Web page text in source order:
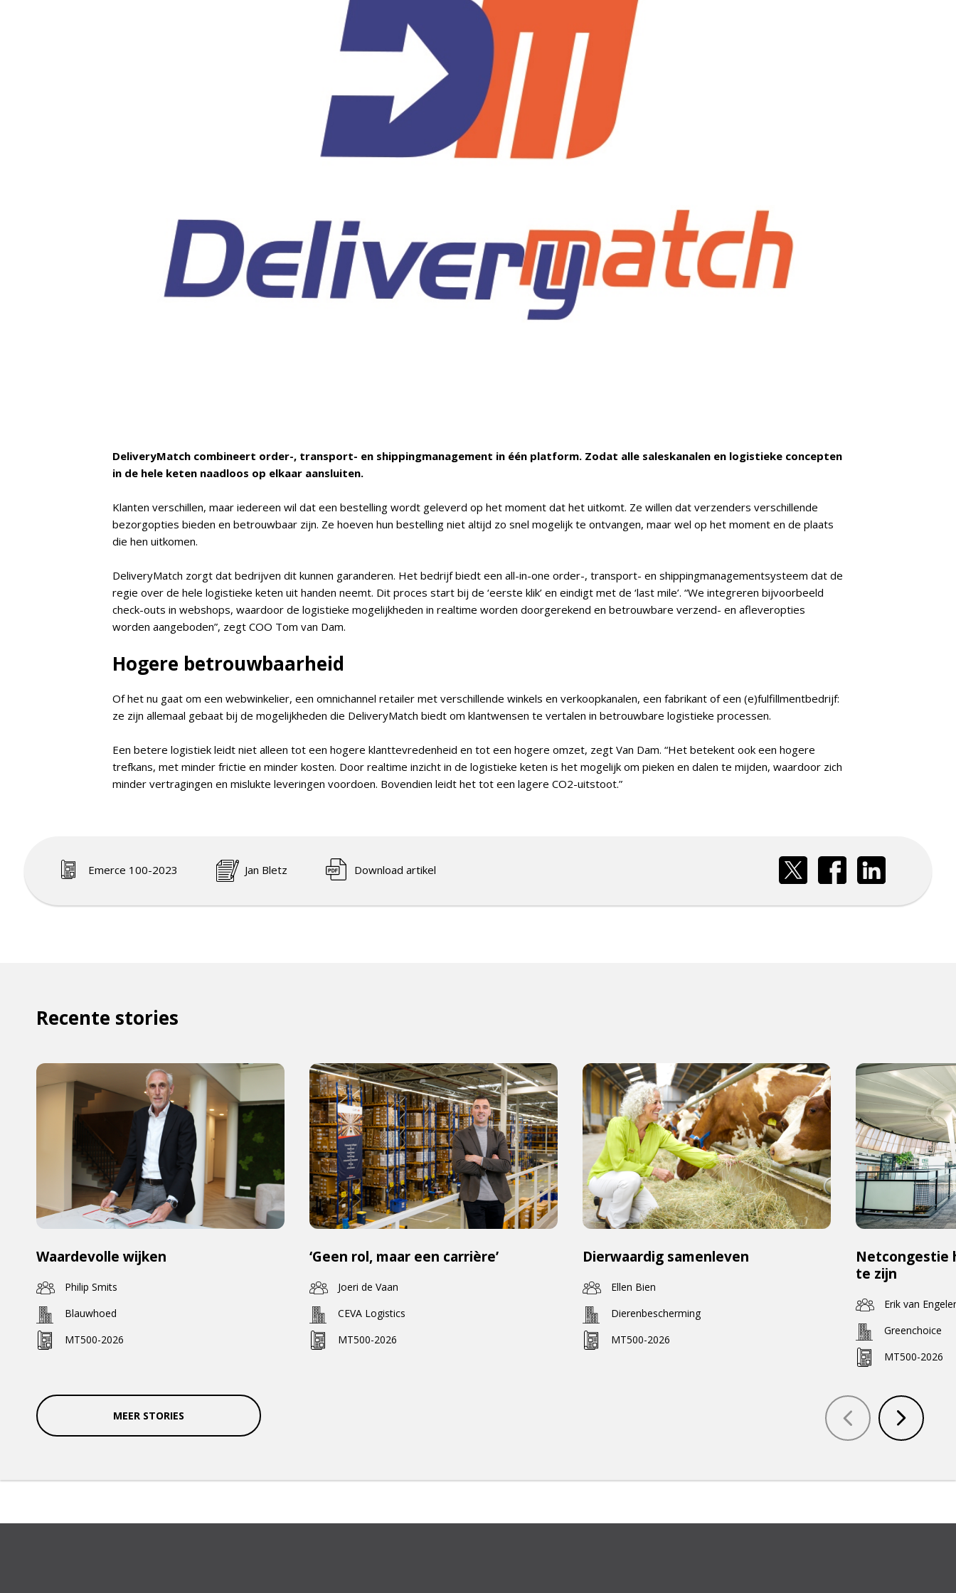
DeliveryMatch combineert order-, transport- en shippingmanagement in één platform. Zodat alle saleskanalen en logistieke concepten
in de hele keten naadloos op elkaar aansluiten.
Klanten verschillen, maar iedereen wil dat een bestelling wordt geleverd op het moment dat het uitkomt. Ze willen dat verzenders verschillende
bezorgopties bieden en betrouwbaar zijn. Ze hoeven hun bestelling niet altijd zo snel mogelijk te ontvangen, maar wel op het moment en de plaats
die hen uitkomen.
DeliveryMatch zorgt dat bedrijven dit kunnen garanderen. Het bedrijf biedt een all-in-one order-, transport- en shippingmanagementsysteem dat de
regie over de hele logistieke keten uit handen neemt. Dit proces start bij de ‘eerste klik’ en eindigt met de ‘last mile’. “We integreren bijvoorbeeld
check-outs in webshops, waardoor de logistieke mogelijkheden in realtime worden doorgerekend en betrouwbare verzend- en afleveropties
worden aangeboden”, zegt COO Tom van Dam.
Hogere betrouwbaarheid
Of het nu gaat om een webwinkelier, een omnichannel retailer met verschillende winkels en verkoopkanalen, een fabrikant of een (e)fulfillmentbedrijf:
ze zijn allemaal gebaat bij de mogelijkheden die DeliveryMatch biedt om klantwensen te vertalen in betrouwbare logistieke processen.
Een betere logistiek leidt niet alleen tot een hogere klanttevredenheid en tot een hogere omzet, zegt Van Dam. “Het betekent ook een hogere
trefkans, met minder frictie en minder kosten. Door realtime inzicht in de logistieke keten is het mogelijk om pieken en dalen te mijden, waardoor zich
minder vertragingen en mislukte leveringen voordoen. Bovendien leidt het tot een lagere CO2-uitstoot.”
Emerce 100-2023 Jan Bletz Download artikel
Recente stories
Waardevolle wijken
Philip Smits
Blauwhoed
MT500-2026
‘Geen rol, maar een carrière’
Joeri de Vaan
CEVA Logistics
MT500-2026
Dierwaardig samenleven
Ellen Bien
Dierenbescherming
MT500-2026
Netcongestie
te zijn
Erik van
Greenchoice
MT500-2026
MEER STORIES